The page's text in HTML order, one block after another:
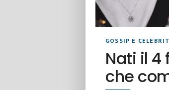
GOSSIP E
Nati il
che